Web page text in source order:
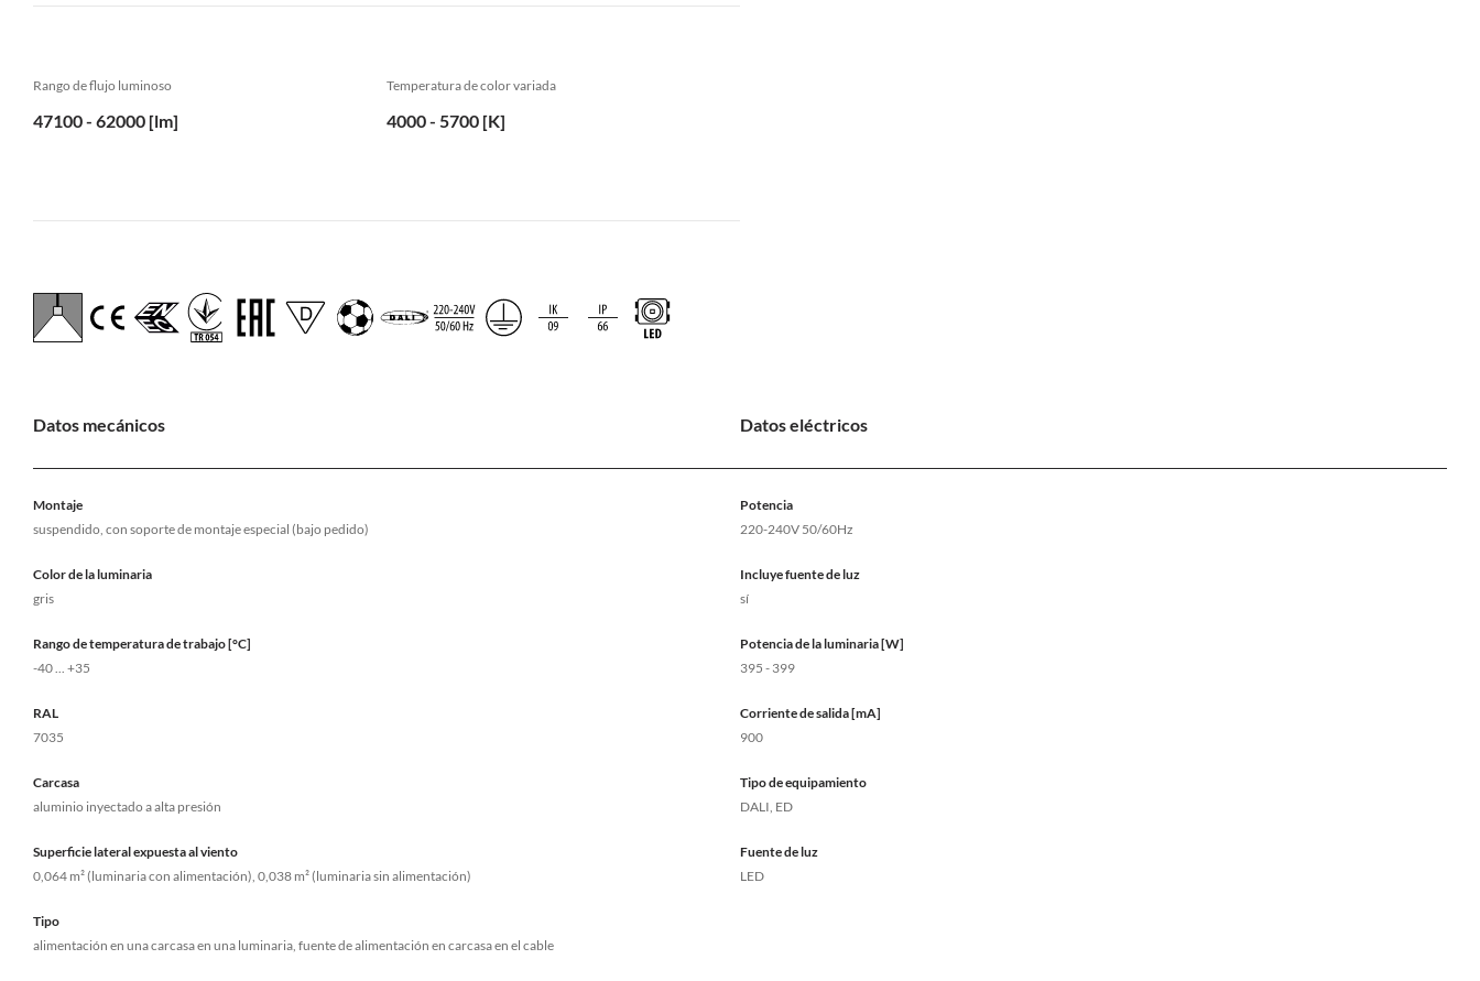
Rango de flujo luminoso
47100 - 62000 [lm]
Temperatura de color variada
4000 - 5700 [K]
Datos mecánicos
Montaje
suspendido, con soporte de montaje especial (bajo pedido)
Color de la luminaria
gris
Rango de temperatura de trabajo [°C]
-40 ... +35
RAL
7035
Carcasa
aluminio inyectado a alta presión
Superficie lateral expuesta al viento
0,064 m² (luminaria con alimentación), 0,038 m² (luminaria sin alimentación)
Tipo
alimentación en una carcasa en una luminaria, fuente de alimentación en carcasa en el cable
Datos eléctricos
Potencia
220-240V 50/60Hz
Incluye fuente de luz
sí
Potencia de la luminaria [W]
395 - 399
Corriente de salida [mA]
900
Tipo de equipamiento
DALI, ED
Fuente de luz
LED